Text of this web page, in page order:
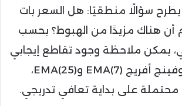
سؤالًا منطقيًا: هل السعر بات
أن هناك مزيدًا من الهبوط؟ بحسب
يمكن ملاحظة وجود تقاطع إيجابي
بين مؤشري الموفينج أفريج EMA(7) وEMA(25)،
محتملة على بداية تعافي تدريجي.